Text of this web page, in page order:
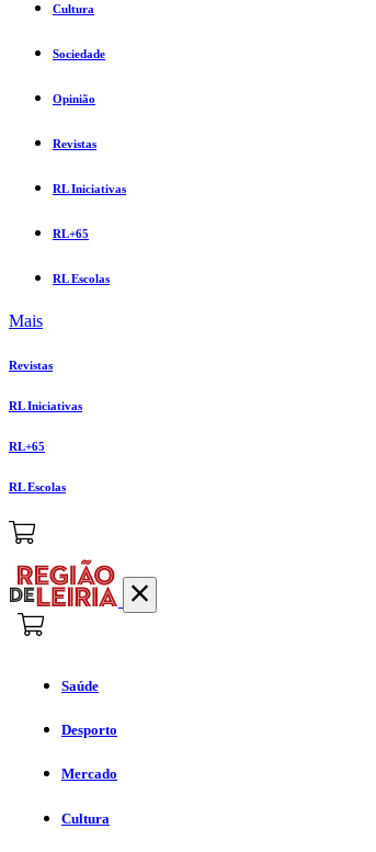
Cultura
Sociedade
Opinião
Revistas
RL Iniciativas
RL+65
RL Escolas
Mais
Revistas
RL Iniciativas
RL+65
RL Escolas
Saúde
Desporto
Mercado
Cultura